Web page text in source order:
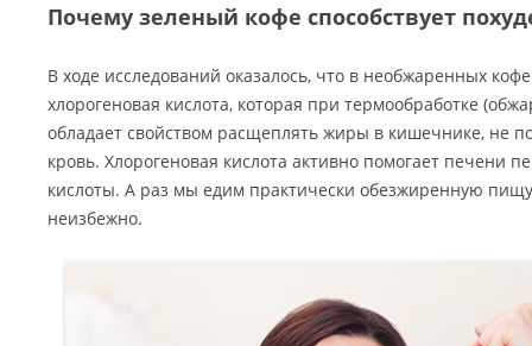
Почему зеленый кофе способствует
В ходе исследований оказалось, что в необжаренных
хлорогеновая кислота, которая при термообработке
обладает свойством расщеплять жиры в кишечнике, не
кровь. Хлорогеновая кислота активно помогает печени
кислоты. А раз мы едим практически обезжиренную
неизбежно.